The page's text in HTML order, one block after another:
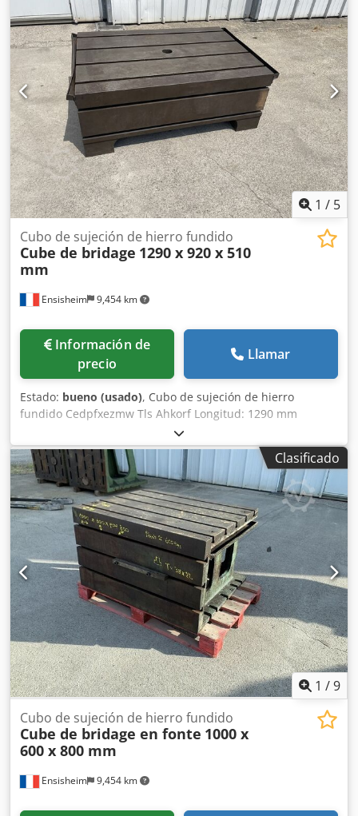
1 / 5
Ensisheim 9,454 km
Cubo de sujeción de hierro fundido
Cube de bridage 1290 x 920 x 510
mm
Información de
precio
Llamar
Estado: bueno (usado), Cubo de sujeción de hierro
fundido Cedpfxezmw Tls Ahkorf Longitud: 1290 mm
Anchura: 920 mm Altura: 510 mm Dimensiones de las
ranuras en T: 42 x 25 mm 2 caras con ranuras Peso:
aproximadamente 1 tonelada
Clasificado
1 /9
Ensisheim 9,454 km
Cubo de sujeción de hierro fundido
Cube de bridage en fonte 1000 x
600 x 800 mm